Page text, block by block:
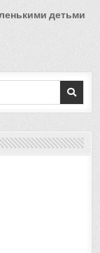
детьми